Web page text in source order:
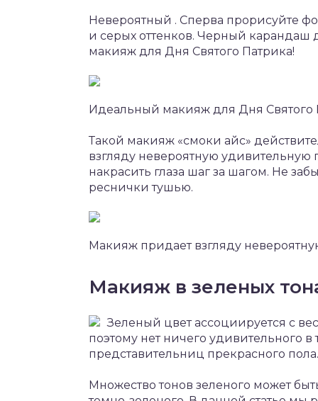
Невероятный . Сперва прорисуйте
и серых оттенков. Черный
макияж для Дня Святого Патрика!
Идеальный макияж для Дня Святого
Такой макияж «смоки айс»
взгляду невероятную удивительную
накрасить глаза шаг за шагом. Не
реснички тушью.
Макияж придает взгляду
Макияж в зеленых
Зеленый цвет ассоциируется с
поэтому нет ничего удивительного
представительниц прекрасного пола.
Множество тонов зеленого может